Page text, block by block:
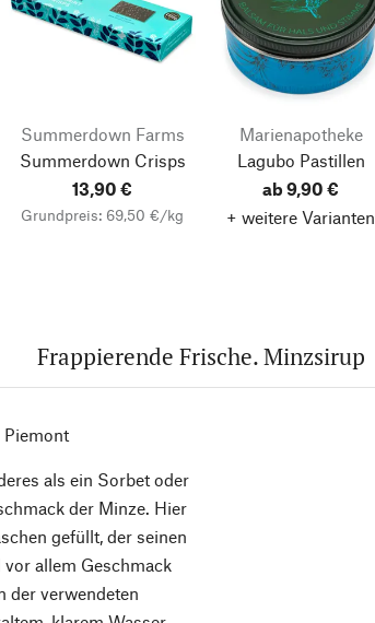
Summerdown Farms
Summerdown Crisps
13,90 €
Grundpreis: 69,50 €/kg
Marienapotheke
Lagubo Pastillen
ab 9,90 €
+ weitere Varianten
Frappierende Frische. Minzsirup
als ein Sorbet oder
der Minze. Hier
gefüllt, der seinen
allem Geschmack
der verwendeten